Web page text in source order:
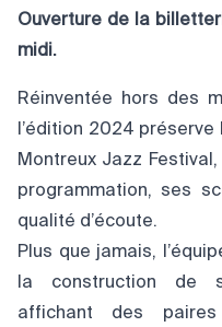
Ouverture de la
midi.
Réinventée hors des
l’édition 2024
Montreux Jazz Festival,
programmation, ses
qualité d’écoute.
Plus que jamais,
la construction de
affichant des